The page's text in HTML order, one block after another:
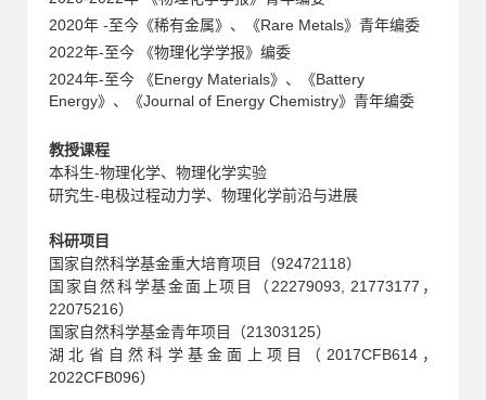
2020年 -至今《稀有金属》、《Rare Metals》青年编委
2022年-至今 《物理化学学报》编委
2024年-至今 《Energy Materials》、《Battery
Energy》、《Journal of Energy Chemistry》青年编委
教授课程
本科生-物理化学、物理化学实验
研究生-电极过程动力学、物理化学前沿与进展
科研项目
国家自然科学基金重大培育项目
（92472118）
国家自然科学基金面上项目（22279093, 21773177，
22075216）
国家自然科学基金青年项目（21303125）
湖北省自然科学基金面上项目（2017CFB614，
2022CFB096）